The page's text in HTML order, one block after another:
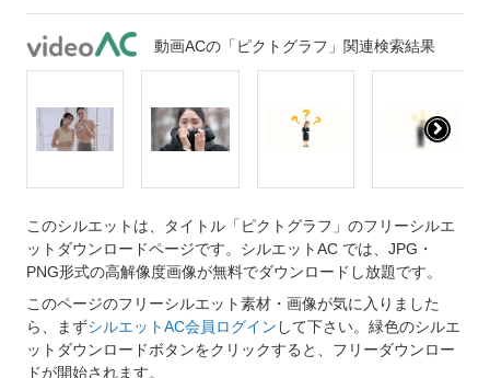
動画ACの「ピクトグラフ」関連検索結果
このシルエットは、タイトル「ピクトグラフ」のフリーシルエ
ットダウンロードページです。シルエットAC では、JPG・
PNG形式の高解像度画像が無料でダウンロードし放題です。
このページのフリーシルエット素材・画像が気に入りました
ら、まずシルエットAC会員ログイン して下さい。緑色のシルエ
ットダウンロードボタンをクリックすると、フリーダウンロー
ドが開始されます。